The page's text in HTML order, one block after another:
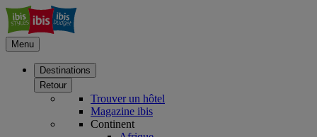
Menu
Destinations
Retour
Trouver un hôtel
Magazine ibis
Continent